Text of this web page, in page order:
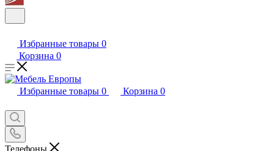
Избранные товары 0
Корзина 0
Избранные товары 0 Корзина 0
Телефоны